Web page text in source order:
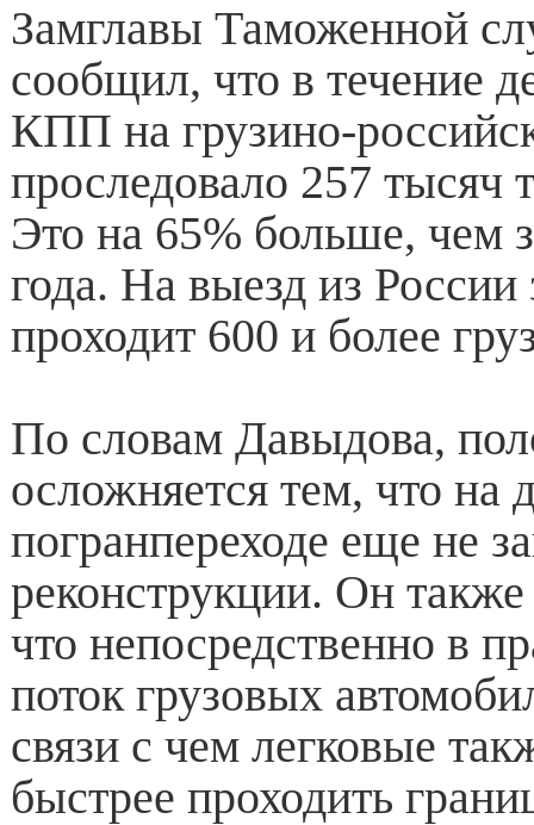
Замглавы Таможенной
сообщил, что в течение
КПП на грузино-
проследовало 257 тысяч
Это на 65% больше, чем
года. На выезд из России
проходит 600 и более
По словам Давыдова,
осложняется тем, что на
погранпереходе еще не
реконструкции. Он
что непосредственно в
поток грузовых
связи с чем легковые
быстрее проходить